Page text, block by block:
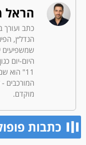
הראל
הנדל״ן,
שמשפיעים
היום-יום
11" הוא
המורכבים -
מוקדם.
כתבות